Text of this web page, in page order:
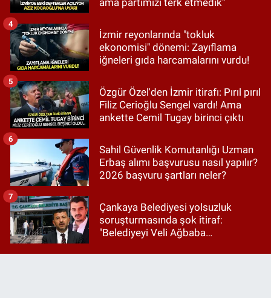
İzmir reyonlarında "tokluk
ekonomisi" dönemi: Zayıflama
iğneleri gıda harcamalarını vurdu!
4
Özgür Özel'den İzmir itirafı: Pırıl pırıl
Filiz Cerioğlu Sengel vardı! Ama
ankette Cemil Tugay birinci çıktı
5
Sahil Güvenlik Komutanlığı Uzman
Erbaş alımı başvurusu nasıl yapılır?
2026 başvuru şartları neler?
6
Çankaya Belediyesi yolsuzluk
soruşturmasında şok itiraf:
"Belediyeyi Veli Ağbaba
7